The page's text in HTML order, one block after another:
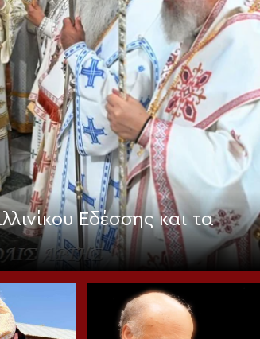
Εδέσσης και τα